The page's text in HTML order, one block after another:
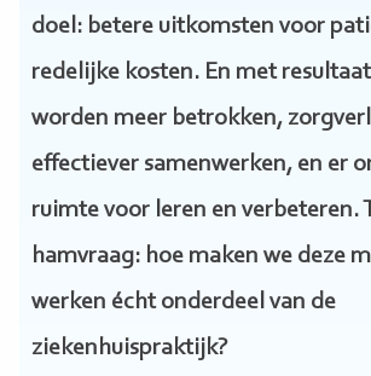
doel: betere uitkomsten voor
redelijke kosten. En met
worden meer betrokken,
effectiever samenwerken, en er
ruimte voor leren en verbeteren.
hamvraag: hoe maken we deze
werken écht onderdeel van de
ziekenhuispraktijk?